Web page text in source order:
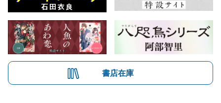
書店在庫